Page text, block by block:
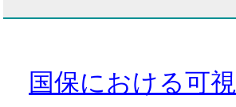
国保における可